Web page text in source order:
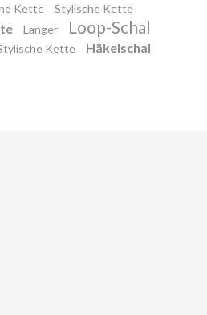
Kette
Stylische Kette
Langer Loop-Schal
Kette Häkelschal